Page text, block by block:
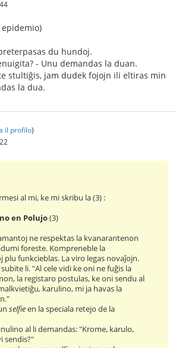
du hundoj.
- Unu demandas la duan.
stultiĝis, jam dudek fojojn ili eltiras min
la dua.
il profilo)
al mi, ke mi skribu la (3) :
en Polujo(3)
ne respektas la kvanarantenon
foreste. Kompreneble la
plu funkcieblas. La viro legas novaĵojn.
li. "Al cele vidi ke oni ne fuĝis la
la registaro postulas, ke oni sendu al
karulino, mi ja havas la
selfieen la speciala retejo de la
al li demandas: "Krome, karulo,
sendis?"